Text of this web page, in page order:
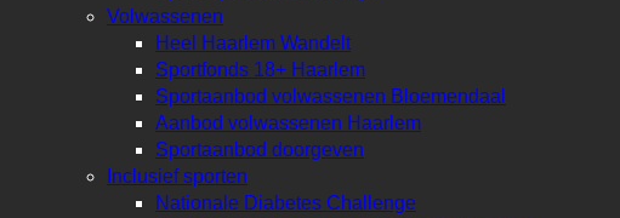
Volwassenen
Heel Haarlem Wandelt
Sportfonds 18+ Haarlem
Sportaanbod volwassenen Bloemendaal
Aanbod volwassenen Haarlem
Sportaanbod doorgeven
Inclusief sporten
Nationale Diabetes Challenge